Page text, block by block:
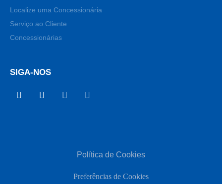
Localize uma Concessionária
Serviço ao Cliente
Concessionárias
SIGA-NOS
Política de Cookies
Preferências de Cookies